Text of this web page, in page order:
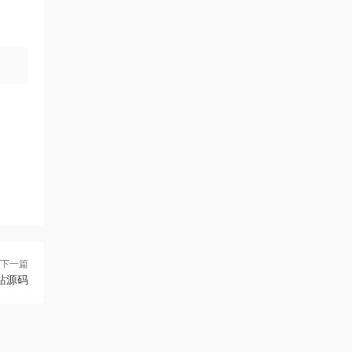
下一篇
源码